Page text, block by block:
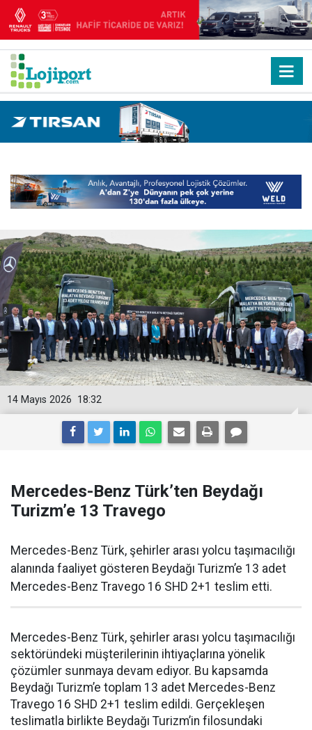
18:32
14 Mayıs 2026
Mercedes-Benz Türk’ten Beydağı
Turizm’e 13 Travego
Mercedes-Benz Türk, şehirler arası yolcu taşımacılığı
alanında faaliyet gösteren Beydağı Turizm’e 13 adet
Mercedes-Benz Travego 16 SHD 2+1 teslim etti.
Mercedes-Benz Türk, şehirler arası yolcu taşımacılığı
sektöründeki müşterilerinin ihtiyaçlarına yönelik
çözümler sunmaya devam ediyor. Bu kapsamda
Beydağı Turizm’e toplam 13 adet Mercedes-Benz
Travego 16 SHD 2+1 teslim edildi. Gerçekleşen
teslimatla birlikte Beydağı Turizm’in filosundaki